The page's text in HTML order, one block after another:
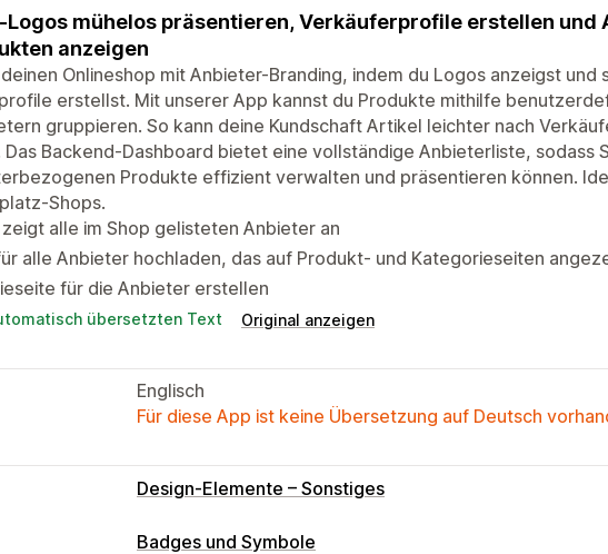
Logos mühelos präsentieren, Verkäuferprofile erstellen und
anzeigen
Onlineshop mit Anbieter-Branding, indem du Logos anzeigst und
erstellst. Mit unserer App kannst du Produkte mithilfe
gruppieren. So kann deine Kundschaft Artikel leichter nach
Das Backend-Dashboard bietet eine vollständige Anbieterliste, sodass
Produkte effizient verwalten und präsentieren können.
Shops.
alle im Shop gelisteten Anbieter an
alle Anbieter hochladen, das auf Produkt- und Kategorieseiten
für die Anbieter erstellen
übersetzten Text Original anzeigen
Englisch
Für diese App ist keine Übersetzung auf Deutsch
Design-Elemente – Sonstiges
Badges und Symbole